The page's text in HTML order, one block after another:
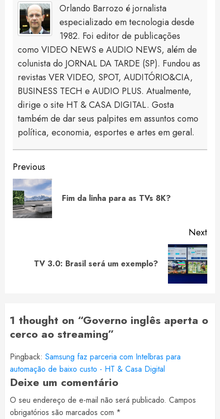
Orlando Barrozo é jornalista
especializado em tecnologia desde
1982. Foi editor de publicações
como VIDEO NEWS e AUDIO NEWS, além de
colunista do JORNAL DA TARDE (SP). Fundou as
revistas VER VIDEO, SPOT, AUDITÓRIO&CIA,
BUSINESS TECH e AUDIO PLUS. Atualmente,
dirige o site HT & CASA DIGITAL. Gosta
também de dar seus palpites em assuntos como
política, economia, esportes e artes em geral.
Continue
Reading
Previous
Fim da linha para as TVs 8K?
Next
TV 3.0: Brasil será um exemplo?
1 thought on “Governo inglês aperta o
cerco ao streaming”
Pingback: Samsung faz parceria com Intelbras para
automação de baixo custo - HT & Casa Digital
Deixe um comentário
O seu endereço de e-mail não será publicado. Campos
obrigatórios são marcados com *